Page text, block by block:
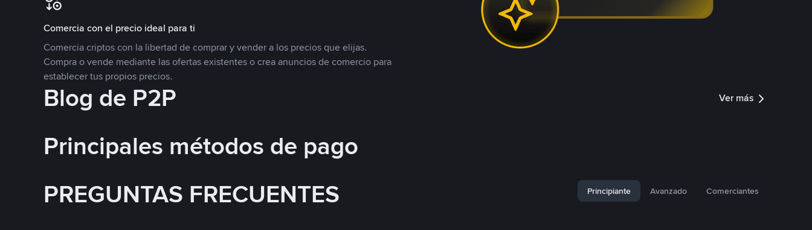
Comercia con el precio ideal para ti
Comercia criptos con la libertad de comprar y vender a los precios que elijas.
Compra o vende mediante las ofertas existentes o crea anuncios de comercio para
establecer tus propios precios.
Blog de P2P Ver más
Principales métodos de pago
PREGUNTAS FRECUENTES
Principiante Avanzado Comerciantes